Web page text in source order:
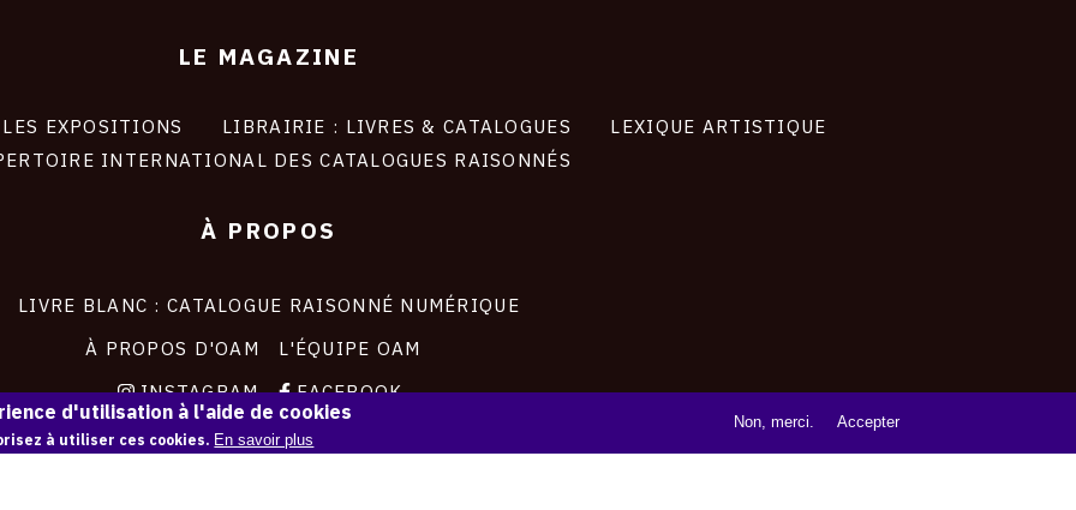
LE MAGAZINE
LES EXPOSITIONS LIBRAIRIE : LIVRES & CATALOGUES
LEXIQUE ARTISTIQUE
INTERNATIONAL DES CATALOGUES RAISONNÉS
À PROPOS
LIVRE BLANC : CATALOGUE RAISONNÉ NUMÉRIQUE
À PROPOS D'OAM
L'ÉQUIPE OAM
INSTAGRAM
FACEBOOK
CGU
CGV
d'utilisation à l'aide de cookies
à utiliser ces cookies. En savoir plus
Non, merci. Accepter